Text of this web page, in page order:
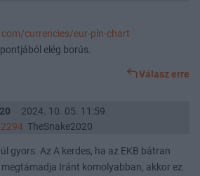
currencies/eur-pln-chart
elég borús.
Válasz erre
2024. 10. 05. 11:59
TheSnake2020
gyors. Az A kerdes, ha az EKB bátran
Iránt komolyabban, akkor ez